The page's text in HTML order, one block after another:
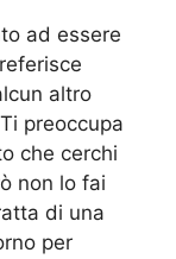
ad essere
altro
preoccupa
che cerchi
non lo fai
di una
per